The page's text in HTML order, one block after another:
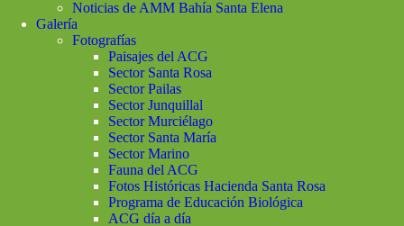
Noticias de AMM Bahía Santa Elena
Galería
Fotografías
Paisajes del ACG
Sector Santa Rosa
Sector Pailas
Sector Junquillal
Sector Murciélago
Sector Santa María
Sector Marino
Fauna del ACG
Fotos Históricas Hacienda Santa Rosa
Programa de Educación Biológica
ACG día a día